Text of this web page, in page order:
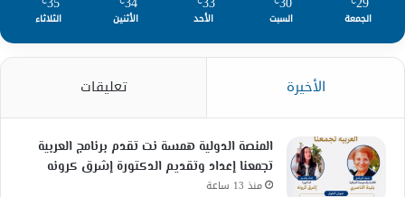
الجمعة السبت الأحد الأثنين الثلاثاء
الأخيرة تعليقات
المنصة الدولية همسة نت تقدم برنامج العربية
تجمعنا إعداد وتقديم الدكتورة إشرق كرونه
منذ 13 ساعة